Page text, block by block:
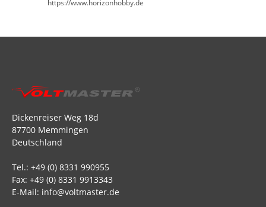
https://www.horizonhobby.de
Dickenreiser Weg 18d
87700 Memmingen
Deutschland
Tel.: +49 (0) 8331 990955
Fax: +49 (0) 8331 9913343
E-Mail: info@voltmaster.de